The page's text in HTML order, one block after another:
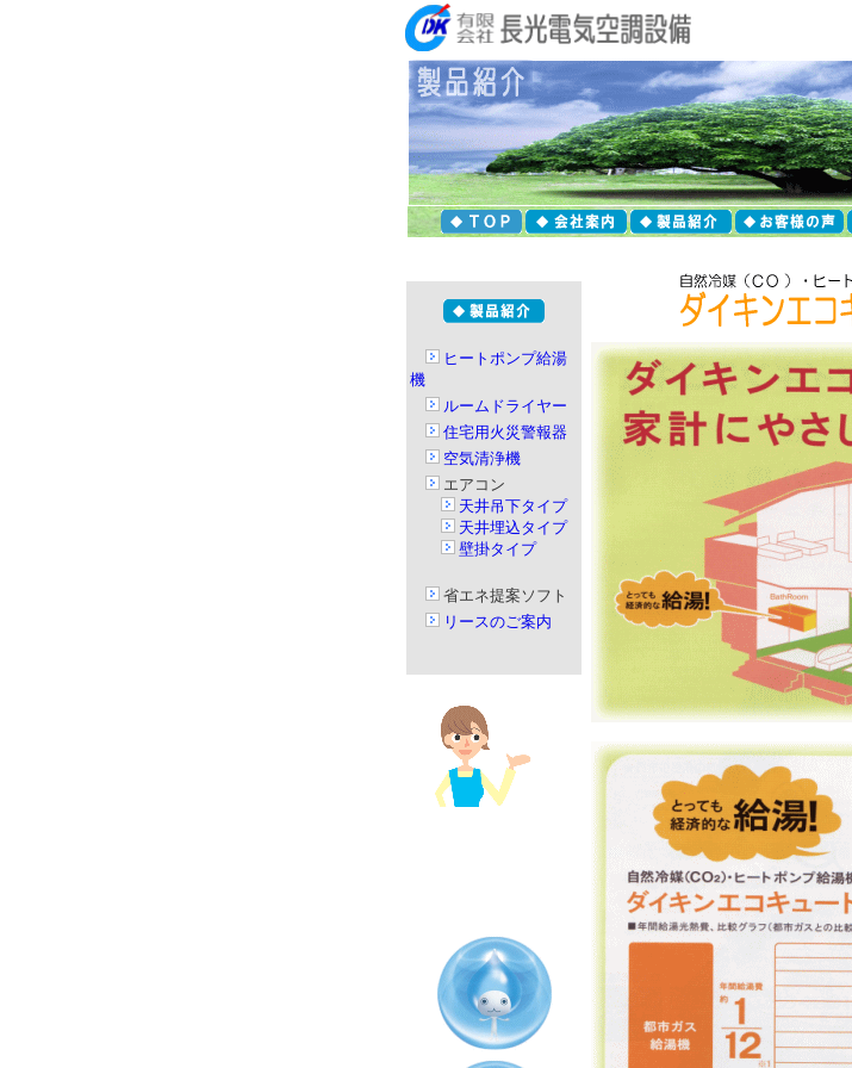
ヒートポンプ給湯
機
ルームドライヤー
住宅用火災警報器
空気清浄機
エアコン
天井吊下タイプ
天井埋込タイプ
壁掛タイプ
省エネ提案ソフト
リースのご案内